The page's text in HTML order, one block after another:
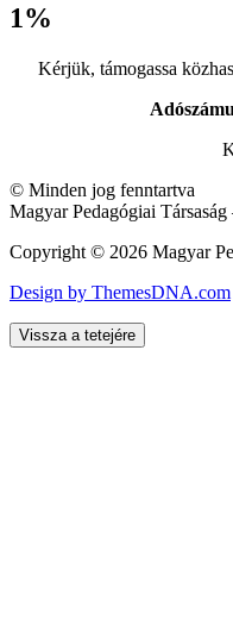
1%
Kérjük, támogassa
© Minden jog fenntartva
Magyar Pedagógiai Társaság
Copyright © 2026 Magyar
Design by ThemesDNA.com
Vissza a tetejére